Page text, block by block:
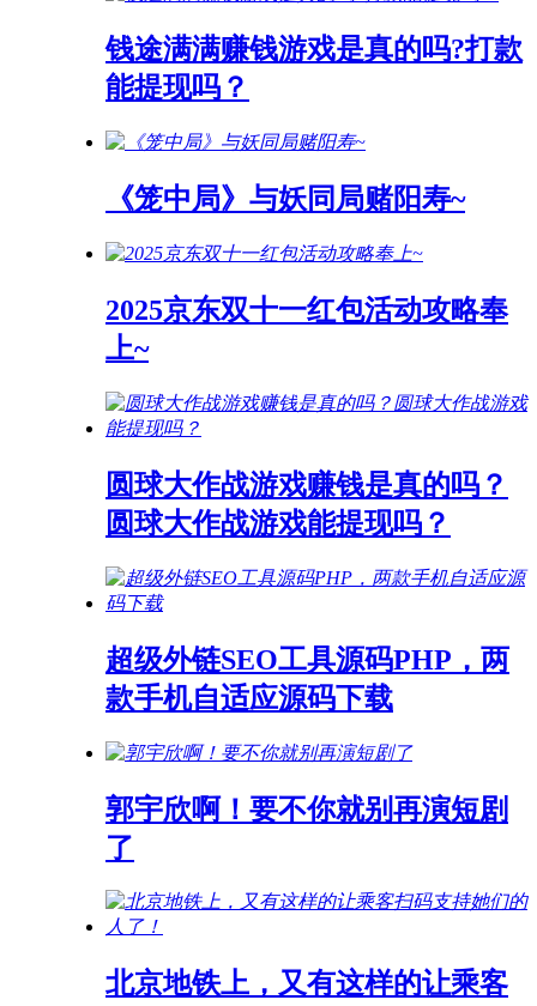
钱途满满赚钱游戏是真的吗?打款
能提现吗？
《笼中局》与妖同局赌阳寿~
2025京东双十一红包活动攻略奉
上~
圆球大作战游戏赚钱是真的吗？
圆球大作战游戏能提现吗？
超级外链SEO工具源码PHP，两
款手机自适应源码下载
郭宇欣啊！要不你就别再演短剧
了
北京地铁上，又有这样的让乘客